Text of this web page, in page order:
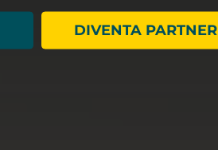
DIVENTA PARTNER